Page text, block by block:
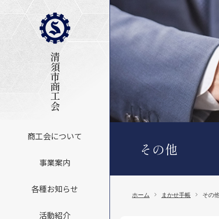
清須市商工会
商工会について
事業案内
各種お知らせ
活動紹介
その他
ホーム まかせ手帳 その